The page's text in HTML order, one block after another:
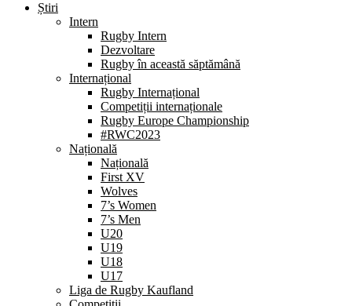
Știri
Intern
Rugby Intern
Dezvoltare
Rugby în această săptămână
Internațional
Rugby Internațional
Competiții internaționale
Rugby Europe Championship
#RWC2023
Națională
Națională
First XV
Wolves
7’s Women
7’s Men
U20
U19
U18
U17
Liga de Rugby Kaufland